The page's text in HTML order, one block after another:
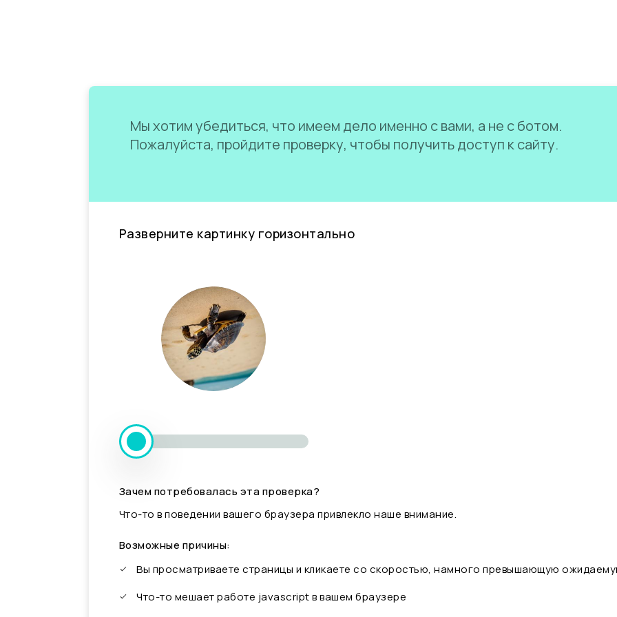
Мы хотим убедиться, что имеем дело именно с вами, а не с ботом.
Пожалуйста, пройдите проверку, чтобы получить доступ к сайту.
Разверните картинку горизонтально
Зачем потребовалась эта проверка?
Что-то в поведении вашего браузера привлекло наше внимание.
Возможные причины:
Вы просматриваете страницы и кликаете со скоростью, намного превышающую
Что-то мешает работе javascript в вашем браузере